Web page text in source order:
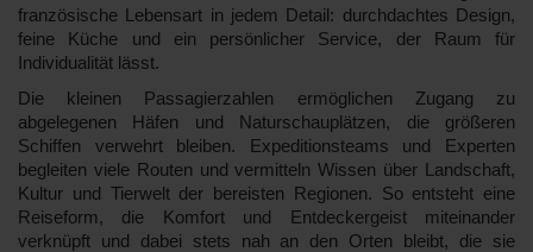
französische Lebensart in jedem Detail: durchdachtes Design,
feine Küche und ein persönlicher Service, der Raum für
Individualität lässt.
Die kleinen Passagierzahlen ermöglichen Zugang zu
abgelegenen Häfen und Naturschauplätzen, die größeren
Schiffen verwehrt bleiben. Expeditionsteams und Experten
begleiten viele Routen und vermitteln Wissen über Landschaft,
Kultur und Tierwelt der bereisten Regionen. So entsteht eine
Reiseform, die Komfort und Entdeckergeist miteinander
verknüpft und dabei stets nah an den Orten bleibt, die sie